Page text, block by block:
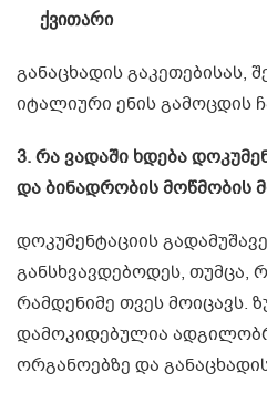
ქვითარი
განაცხადის გაკეთებისას,
იტალიური ენის გამოცდის
3. რა ვადაში ხდება
და ბინადრობის მოწმობის
დოკუმენტაციის
განსხვავდებოდეს, თუმცა,
რამდენიმე თვეს მოიცავს.
დამოკიდებულია
ორგანოებზე და